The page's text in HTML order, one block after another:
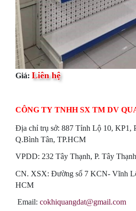
Giá: Liên hệ
CÔNG TY TNHH SX TM DV
Địa chỉ trụ sở: 887 Tỉnh Lộ 10, KP1,
Q.Bình Tân, TP.HCM
VPDD: 232 Tây Thạnh, P. Tây
CN. XSX: Đường số 7 KCN- Vĩnh
HCM
Email:cokhiquangdat@gmail.com